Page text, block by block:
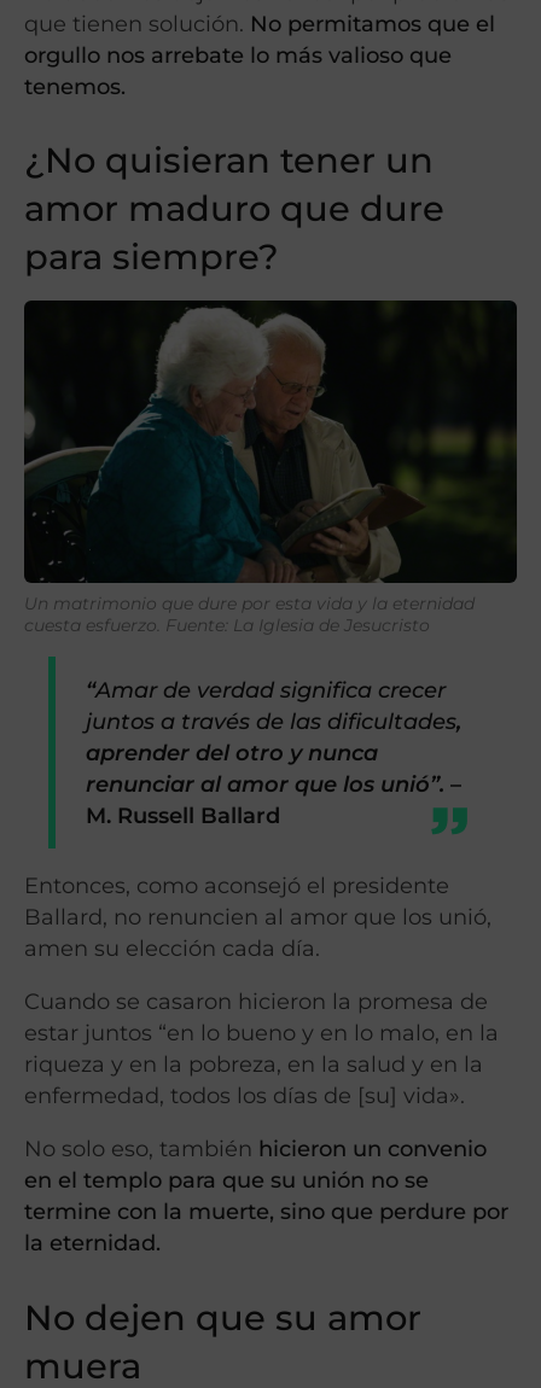
que tienen solución. No permitamos que el
orgullo nos arrebate lo más valioso que
tenemos.
¿No quisieran tener un
amor maduro que dure
para siempre?
Un matrimonio que dure por esta vida y la eternidad
cuesta esfuerzo. Fuente: La Iglesia de Jesucristo
“Amar de verdad significa crecer
juntos a través de las dificultades,
aprender del otro y nunca
renunciar al amor que los unió”. –
M. Russell Ballard
Entonces, como aconsejó el presidente
Ballard, no renuncien al amor que los unió,
amen su elección cada día.
Cuando se casaron hicieron la promesa de
estar juntos “en lo bueno y en lo malo, en la
riqueza y en la pobreza, en la salud y en la
enfermedad, todos los días de [su] vida».
No solo eso, también hicieron un convenio
en el templo para que su unión no se
termine con la muerte, sino que perdure por
la eternidad.
No dejen que su amor
muera